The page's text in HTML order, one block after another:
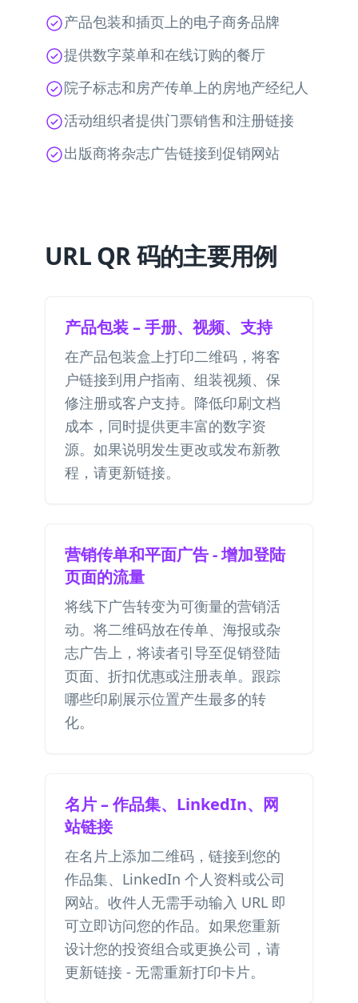
产品包装和插页上的电子商务品牌
提供数字菜单和在线订购的餐厅
院子标志和房产传单上的房地产经纪人
活动组织者提供门票销售和注册链接
出版商将杂志广告链接到促销网站
URL QR 码的主要用例
产品包装 – 手册、视频、支持
在产品包装盒上打印二维码，将客
户链接到用户指南、组装视频、保
修注册或客户支持。降低印刷文档
成本，同时提供更丰富的数字资
源。如果说明发生更改或发布新教
程，请更新链接。
营销传单和平面广告 - 增加登陆
页面的流量
将线下广告转变为可衡量的营销活
动。将二维码放在传单、海报或杂
志广告上，将读者引导至促销登陆
页面、折扣优惠或注册表单。跟踪
哪些印刷展示位置产生最多的转
化。
名片 – 作品集、LinkedIn、网
站链接
在名片上添加二维码，链接到您的
作品集、LinkedIn 个人资料或公司
网站。收件人无需手动输入 URL 即
可立即访问您的作品。如果您重新
设计您的投资组合或更换公司，请
更新链接 - 无需重新打印卡片。